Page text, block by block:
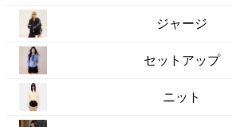
ジャージ
セットアップ
ニット